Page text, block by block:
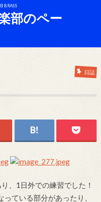
BRASS
部のペー
日誌
、1日外での練習でした！
ている部分があったり、